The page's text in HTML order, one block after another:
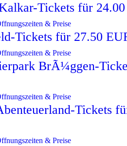
Tickets für
& Preise
Tickets für 27.50
& Preise
BrÃ¼ggen-
& Preise
Tickets
& Preise